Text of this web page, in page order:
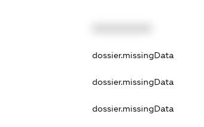
dossier.missingData
dossier.missingData
dossier.missingData